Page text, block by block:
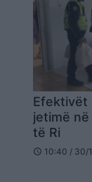
Efektivët
jetimë
të Ri
schedule 10:40 / 30/